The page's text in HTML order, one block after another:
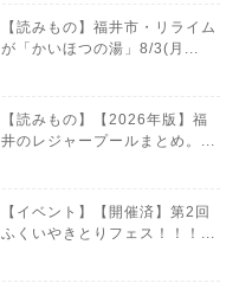
【読みもの】福井市・リライム
が「かいほつの湯」8/3(月...
【読みもの】【2026年版】福
井のレジャープールまとめ。...
【イベント】【開催済】第2回
ふくいやきとりフェス！！！...